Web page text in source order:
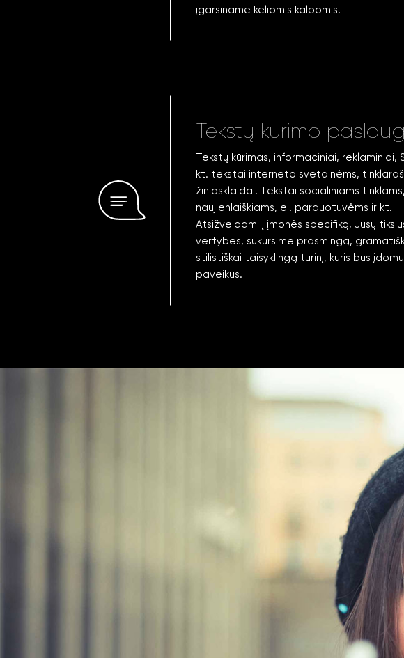
įgarsiname keliomis kalbomis.
Tekstų kūrimo
Tekstų kūrimas, informaciniai, reklaminiai,
kt. tekstai interneto svetainėms,
žiniasklaidai. Tekstai socialiniams tinklams,
naujienlaiškiams, el. parduotuvėms ir kt.
Atsižveldami į įmonės specifiką, Jūsų
vertybes, sukursime prasmingą,
stilistiškai taisyklingą turinį, kuris bus
paveikus.